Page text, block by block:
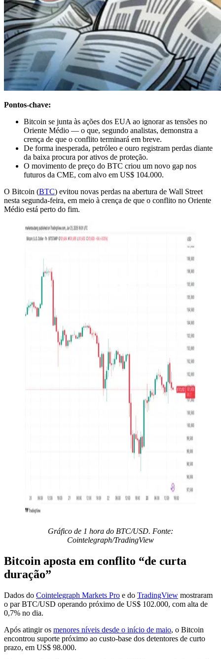
Pontos-chave:
Bitcoin se junta às ações dos EUA ao ignorar as tensões no
Oriente Médio — o que, segundo analistas, demonstra a
crença de que o conflito terminará em breve.
De forma inesperada, petróleo e ouro registram perdas diante
da baixa procura por ativos de proteção.
O movimento de preço do BTC criou um novo gap nos
futuros da CME, com alvo em US$ 104.000.
O Bitcoin (BTC) evitou novas perdas na abertura de Wall Street
nesta segunda-feira, em meio à crença de que o conflito no Oriente
Médio está perto do fim.
Gráfico de 1 hora do BTC/USD. Fonte:
Cointelegraph/TradingView
Bitcoin aposta em conflito “de curta
duração”
Dados do Cointelegraph Markets Pro e do TradingView mostraram
o par BTC/USD operando próximo de US$ 102.000, com alta de
0,7% no dia.
Após atingir os menores níveis desde o início de maio, o Bitcoin
encontrou suporte próximo ao custo-base dos detentores de curto
prazo, em US$ 98.000.